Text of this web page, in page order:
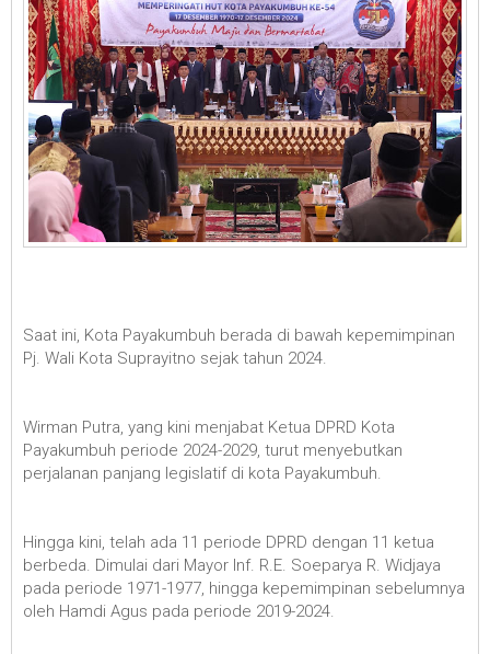
Saat ini, Kota Payakumbuh berada di bawah kepemimpinan
Pj. Wali Kota Suprayitno sejak tahun 2024.
Wirman Putra, yang kini menjabat Ketua DPRD Kota
Payakumbuh periode 2024-2029, turut menyebutkan
perjalanan panjang legislatif di kota Payakumbuh.
Hingga kini, telah ada 11 periode DPRD dengan 11 ketua
berbeda. Dimulai dari Mayor Inf. R.E. Soeparya R. Widjaya
pada periode 1971-1977, hingga kepemimpinan sebelumnya
oleh Hamdi Agus pada periode 2019-2024.